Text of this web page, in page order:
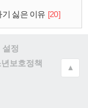
싫은 이유 [20]
설정
보호정책
▲